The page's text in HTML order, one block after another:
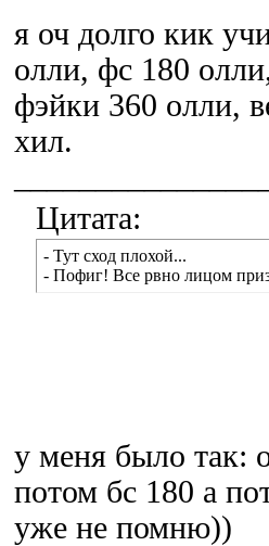
я оч долго кик
олли, фс 180
фэйки 360 олли,
хил.
Цитата:
- Тут сход плохой...
- Пофиг! Все рвно лицом
у меня было так:
потом бс 180 а
уже не помню))